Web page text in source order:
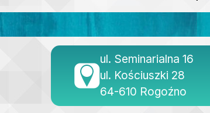
«
Dane teleadresowe
ul. Seminarialna 16
ul. Kościuszki 28
64-610 Rogoźno